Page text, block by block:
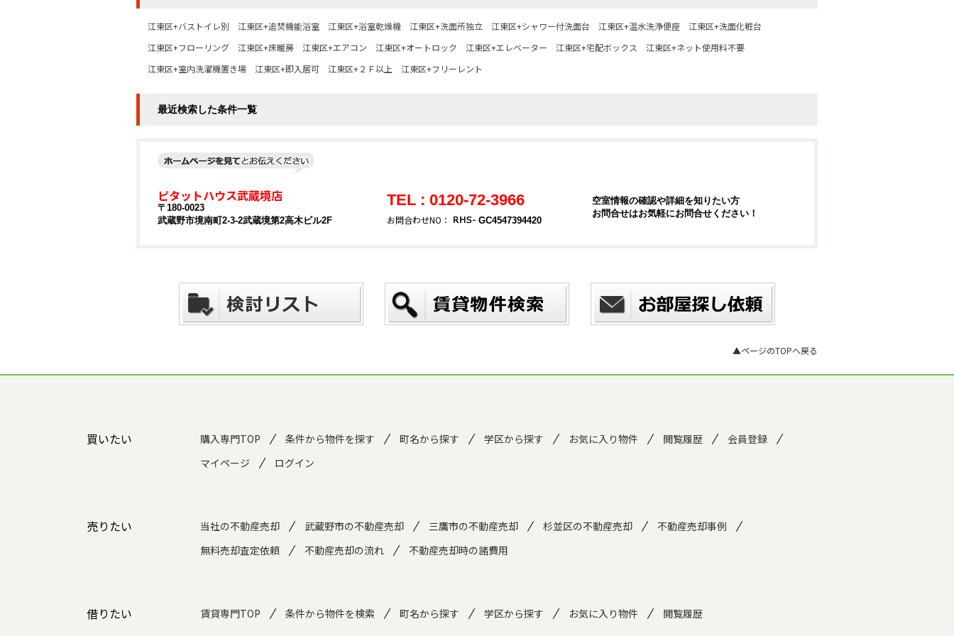
江東区+バストイレ別 江東区+追焚機能浴室 江東区+浴室乾燥機 江東区+洗面所独立 江東区+シャワー付洗面台 江東区+温水洗浄便座
江東区+洗面化粧台
江東区+フローリング
江東区+床暖房 江東区+エアコン 江東区+オートロック 江東区+エレベーター 江東区+宅配ボックス
江東区+ネット使用料不要
江東区+室内洗濯機置き場
江東区+即入居可 江東区+２Ｆ以上 江東区+フリーレント
最近検索した条件一覧
ピタットハウス武蔵境店
〒180-0023
武蔵野市境南町2-3-2武蔵境第2高木ビル2F
TEL : 0120-72-3966
お問合わせNO： GC4547394420
空室情報の確認や詳細を知りたい方
お問合せはお気軽にお問合せください！
▲ページのTOPへ戻る
買いたい 購入専門TOP 条件から物件を探す 町名から探す 学区から探す お気に入り物件 閲覧履歴
会員登録
マイページ
ログイン
売りたい 当社の不動産売却 武蔵野市の不動産売却 三鷹市の不動産売却 杉並区の不動産売却
不動産売却事例
無料売却査定依頼
不動産売却の流れ 不動産売却時の諸費用
借りたい 賃貸専門TOP 条件から物件を検索 町名から探す 学区から探す お気に入り物件 閲覧履歴